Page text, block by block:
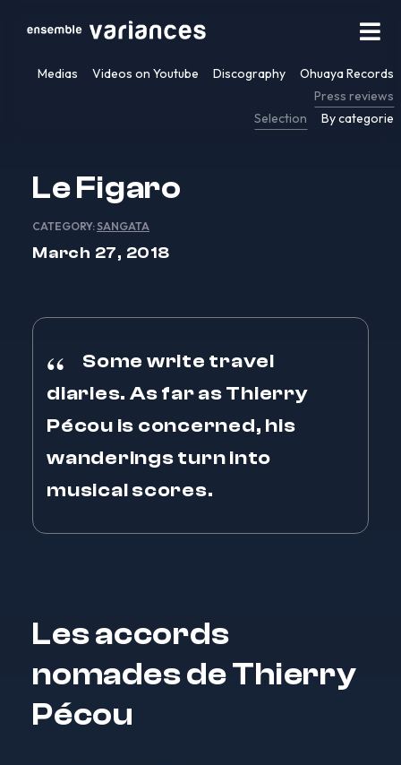
Medias Videos on Youtube Discography
Ohuaya Records
Press reviews
Selection
By categorie
Le Figaro
CATEGORY:SANGATA
March 27, 2018
Some write travel
diaries. As far as Thierry
Pécou is concerned, his
wanderings turn into
musical scores.
Les accords
nomades de Thierry
Pécou